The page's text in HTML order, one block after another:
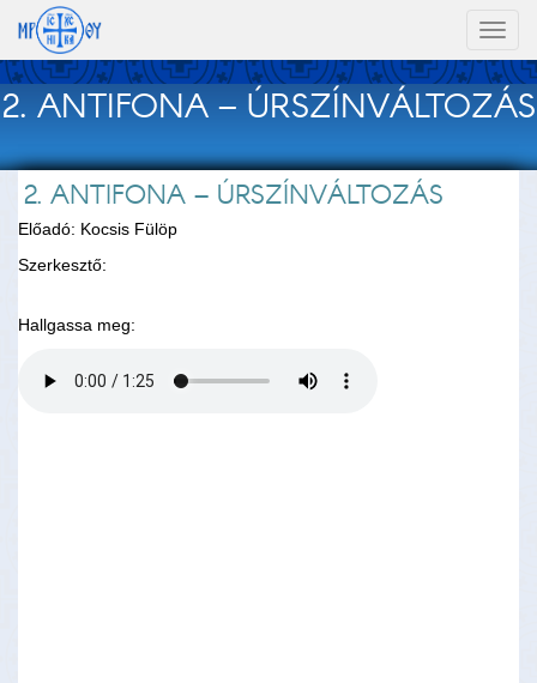
2. ANTIFONA – ÚRSZÍNVÁLTOZÁS
2. ANTIFONA – ÚRSZÍNVÁLTOZÁS
Előadó: Kocsis Fülöp
Szerkesztő:
Hallgassa meg: